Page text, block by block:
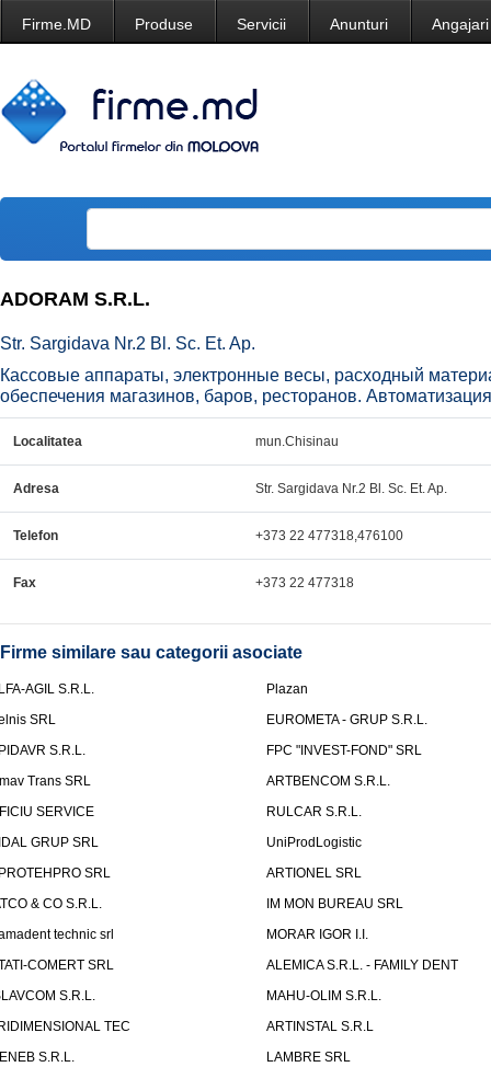
Firme.MD Produse Servicii Anunturi Angajari
ADORAM S.R.L.
Str. Sargidava Nr.2 Bl. Sc. Et. Ap.
Кассовые аппараты, электронные весы, расходный
обеспечения магазинов, баров, ресторанов.
Localitatea mun.Chisinau
Adresa Str. Sargidava Nr.2 Bl. Sc. Et. Ap.
Telefon +373 22 477318,476100
Fax +373 22 477318
Firme similare sau categorii asociate
AGIL S.R.L.
Plazan
SRL
EUROMETA - GRUP S.R.L.
S.R.L.
FPC "INVEST-FOND" SRL
Trans SRL
ARTBENCOM S.R.L.
SERVICE
RULCAR S.R.L.
GRUP SRL
UniProdLogistic
SRL
ARTIONEL SRL
& CO S.R.L.
IM MON BUREAU SRL
technic srl
MORAR IGOR I.I.
COMERT SRL
ALEMICA S.R.L. - FAMILY DENT
S.R.L.
MAHU-OLIM S.R.L.
TEC
ARTINSTAL S.R.L
S.R.L.
LAMBRE SRL